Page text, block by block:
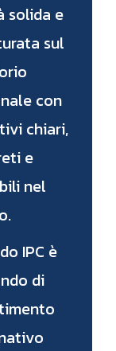
solida e
sul
con
chiari,
e
nel
IPC è
di